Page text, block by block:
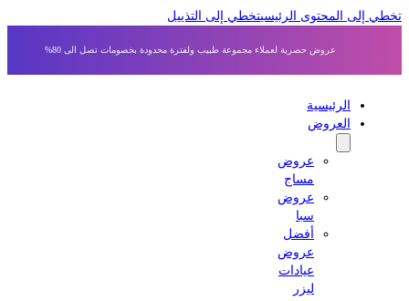
إلى المحتوى الرئيسي تخطي إلى التذييل
عروض حصرية لعملاء مجموعة طبيب ولفترة محدودة بخصومات تصل الى 80%
الرئيسية
العروض
عروض
مساج
عروض
أفضل
عروض
عيادات